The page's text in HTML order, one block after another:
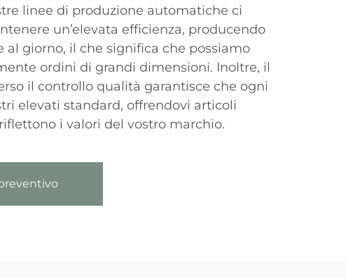
linee di produzione automatiche ci
un’elevata efficienza, producendo
al giorno, il che significa che possiamo
ordini di grandi dimensioni. Inoltre, il
il controllo qualità garantisce che ogni
elevati standard, offrendovi articoli
i valori del vostro marchio.